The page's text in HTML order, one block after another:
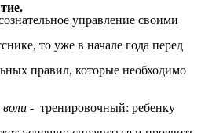
управление своими
то уже в начале года перед
правил, которые необходимо
- тренировочный: ребенку